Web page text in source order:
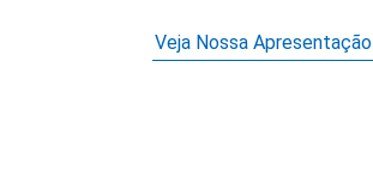
Veja Nossa Apresentação